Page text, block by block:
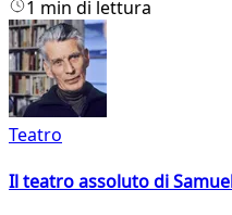
1 min di lettura
Teatro
Il teatro assoluto di